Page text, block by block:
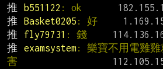
推
b551122 : ok
推
Basket0205 : 好
推
fly79731 : 錢
推
examsystem: 樂寶不用電雞雞
害